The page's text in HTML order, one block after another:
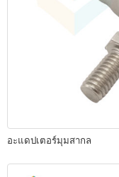
อะแดปเตอร์มุมสากล